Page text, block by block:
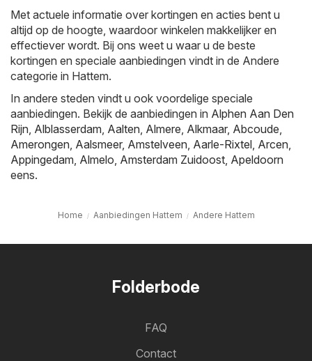
Met actuele informatie over kortingen en acties bent u
altijd op de hoogte, waardoor winkelen makkelijker en
effectiever wordt. Bij ons weet u waar u de beste
kortingen en speciale aanbiedingen vindt in de Andere
categorie in Hattem.
In andere steden vindt u ook voordelige speciale
aanbiedingen. Bekijk de aanbiedingen in Alphen Aan Den
Rijn Alblasserdam Aalten Almere Alkmaar, Abcoude
Amerongen Aalsmeer, Amstelveen Aarle-Rixtel Arcen
Appingedam Almelo Amsterdam Zuidoost Apeldoorn
eens.
Home Aanbiedingen Hattem Andere Hattem
Folderbode
FAQ
Contact